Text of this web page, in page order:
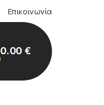
Επικοινωνία
0.00€